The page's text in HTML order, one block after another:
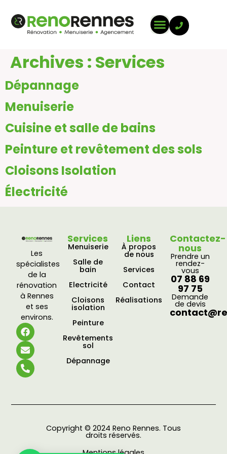
Archives : Services
Dépannage
Menuiserie
Cuisine et salle de bains
Peinture et revêtement des sols
Cloisons Isolation
Électricité
Les
spécialistes
de la
rénovation
à Rennes
et ses
environs.
Services
Menuiserie
Salle de
bain
Electricité
Cloisons
isolation
Peinture
Revêtements
sol
Dépannage
Liens
À propos
de nous
Services
Contact
Réalisations
Contactez-
nous
Prendre un
rendez-
vous
07 88 69
97 75
Demande
de devis
Copyright © 2024 Reno Rennes. Tous
droits réservés.